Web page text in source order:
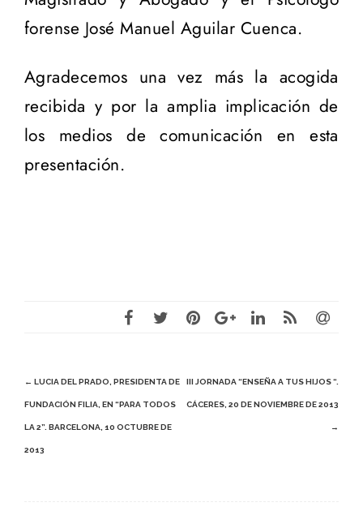
forense José Manuel Aguilar Cuenca.
Agradecemos una vez más la acogida
recibida y por la amplia implicación de
los medios de comunicación en esta
presentación.
Post
navigation
← LUCIA DEL PRADO, PRESIDENTA DE
FUNDACIÓN FILIA, EN “PARA TODOS
LA 2”. BARCELONA, 10 OCTUBRE DE
2013
III JORNADA “ENSEÑA A TUS HIJOS “.
CÁCERES, 20 DE NOVIEMBRE DE 2013
→